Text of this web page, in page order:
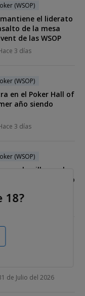
(WSOP)
el liderato
de la mesa
de las WSOP
3 días
(WSOP)
en el Poker Hall of
año siendo
3 días
(WSOP)
el anillo en el
con un cuarto puesto
4 días
(WSOP)
y eliminan el
de Julio del 2026
18?